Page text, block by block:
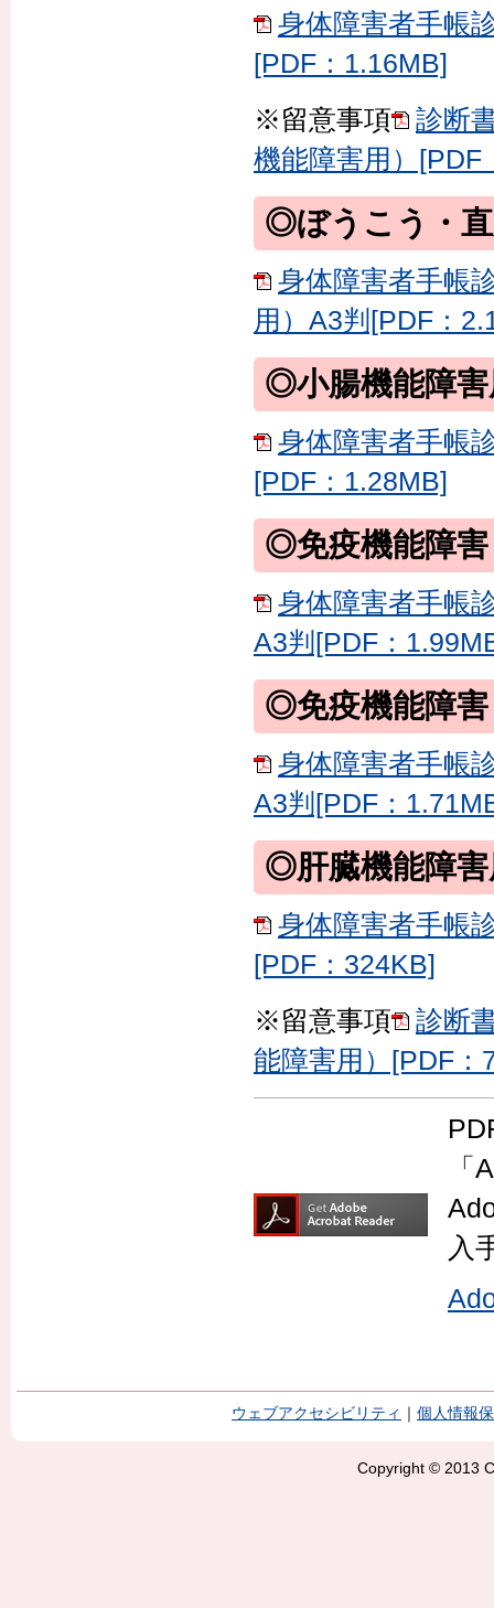
身体障害者手帳
[PDF：1.16MB]
※留意事項
診断
機能障害用）[PDF
◎ぼうこう・
身体障害者手帳
用）A3判[PDF：
◎小腸機能障害
身体障害者手帳
[PDF：1.28MB]
◎免疫機能障害
身体障害者手帳
A3判[PDF：
◎免疫機能障害
身体障害者手帳
A3判[PDF：
◎肝臓機能障害
身体障害者手帳
[PDF：324KB]
※留意事項
診断
能障害用）[PDF：
入
ウェブアクセシビリティ 個人情報
Copyright © 2013